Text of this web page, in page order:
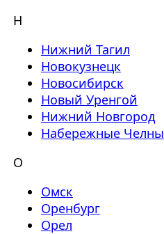
Н
Нижний Тагил
Новокузнецк
Новосибирск
Новый Уренгой
Нижний Новгород
Набережные Челны
О
Омск
Оренбург
Орел